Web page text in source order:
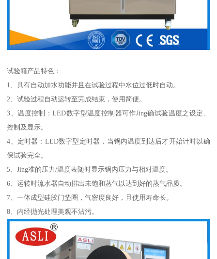
试验箱产品特色：
1、具有自动加水功能并且在试验过程中水位过低时自动。
2、试验过程自动运转至完成结束，使用简便。
3、温度控制：LED数字型温度控制器可作Jing确试验温度之设定、
控制及显示。
4、定时器：LED数字型定时器，当锅内温度到达后才开始计时以确
保试验完全。
5、Jing准的压力/温度表随时显示锅内压力与相对温度。
6、运转时流水器自动排出未饱和蒸气以达到好的蒸气品质。
7、一体成型硅胶门垫圈，气密度良好，且使用寿命长。
8、内经抛光处理美观不沾污。